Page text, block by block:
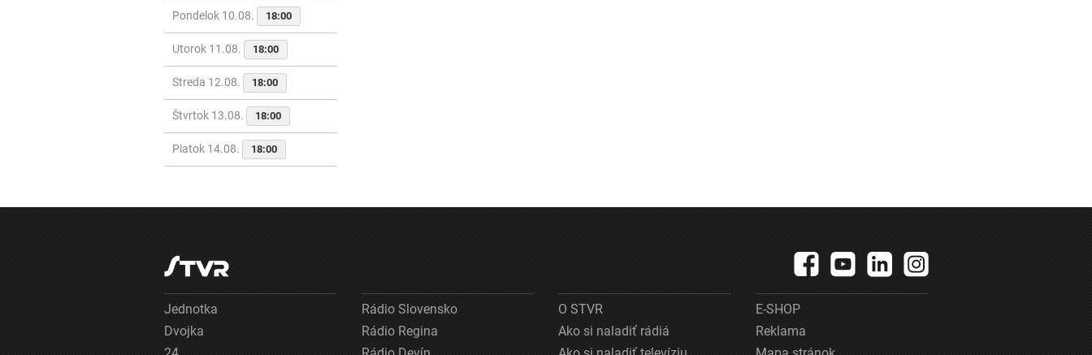
Pondelok 10.08. 18:00
Utorok 11.08. 18:00
Streda 12.08. 18:00
Štvrtok 13.08. 18:00
Piatok 14.08. 18:00
Jednotka
Dvojka
Rádio Slovensko
Rádio Regina
O STVR
Ako si naladiť rádiá
E-SHOP
Reklama